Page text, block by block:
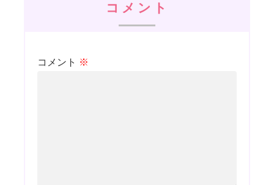
コメント
コメント ※